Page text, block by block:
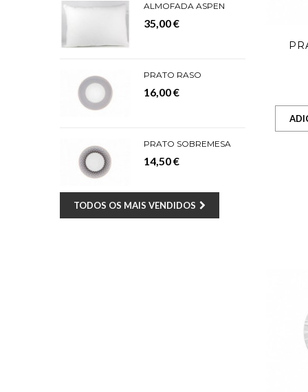
ALMOFADA ASPEN
35,00 €
PRATO RASO
16,00 €
PRATO SOBREMESA
14,50 €
TODOS OS MAIS VENDIDOS